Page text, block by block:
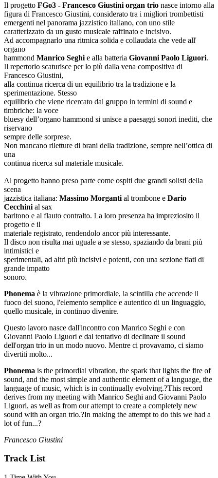
Il progetto FGo3 - Francesco Giustini organ trio nasce intorno alla
figura di Francesco Giustini, considerato tra i migliori trombettisti
emergenti nel panorama jazzistico italiano, con uno stile
caratterizzato da un gusto musicale raffinato e incisivo.
Ad accompagnarlo una ritmica solida e collaudata che vede all'
organo
hammond Manrico Seghi e alla batteria Giovanni Paolo Liguori.
Il repertorio scaturisce per lo più dalla vena compositiva di
Francesco Giustini,
alla continua ricerca di un equilibrio tra la tradizione e la
sperimentazione. Stesso
equilibrio che viene ricercato dal gruppo in termini di sound e
timbriche: la voce
bluesy dell’organo hammond si unisce a paesaggi sonori inediti, che
riservano
sempre delle sorprese.
Non mancano riletture di brani della tradizione, sempre nell’ottica di
una
continua ricerca sul materiale musicale.
Al progetto hanno preso parte come ospiti due grandi solisti della
scena
jazzistica italiana: Massimo Morganti al trombone e Dario
Cecchini al sax
baritono e al flauto contralto. La loro presenza ha impreziosito il
progetto e il
materiale registrato, rendendolo ancor più interessante.
Il disco non risulta mai uguale a se stesso, spaziando da brani più
intimistici e
sperimentali, ad altri più incisivi e potenti, con una sezione fiati di
grande impatto
sonoro.
Phonema è la vibrazione primordiale, la scintilla che accende il
fuoco del suono, l'elemento semplice e autentico di un linguaggio,
quello musicale, in continuo divenire.
Questo lavoro nasce dall'incontro con Manrico Seghi e con
Giovanni Paolo Liguori e dal tentativo di declinare il sound
dell'organ trio in un modo nuovo. Mentre ci provavamo, ci siamo
divertiti molto...
Phonema is the primordial vibration, the spark that lights the fire of
sound, and the most simple and authentic element of a language, the
language of music, which is in continually evolving.?This record
derives from my meeting with Manrico Seghi and Giovanni Paolo
Liguori, as well as from our attempt to create a completely new
sound with an organ trio.?In making the attempt to do this we had a
lot of fun...?
Francesco Giustini
Track List